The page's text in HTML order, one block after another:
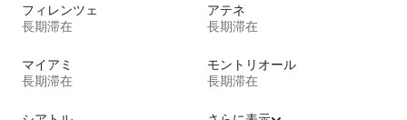
フィレンツェ
長期滞在
アテネ
長期滞在
マイアミ
長期滞在
モントリオール
長期滞在